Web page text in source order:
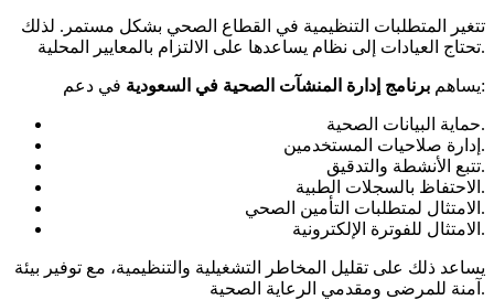
تتغير المتطلبات التنظيمية في القطاع الصحي بشكل مستمر. لذلك
تحتاج العيادات إلى نظام يساعدها على الالتزام بالمعايير المحلية.
يساهم برنامج إدارة المنشآت الصحية في السعودية في دعم:
حماية البيانات الصحية.
إدارة صلاحيات المستخدمين.
تتبع الأنشطة والتدقيق.
الاحتفاظ بالسجلات الطبية.
الامتثال لمتطلبات التأمين الصحي.
الامتثال للفوترة الإلكترونية.
يساعد ذلك على تقليل المخاطر التشغيلية والتنظيمية، مع توفير بيئة
آمنة للمرضى ومقدمي الرعاية الصحية.